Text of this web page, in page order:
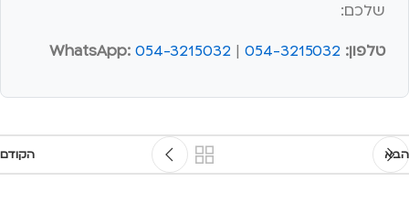
שלכם:
טלפון: 054-3215032
|
WhatsApp: 054-3215032
הבא הקודם